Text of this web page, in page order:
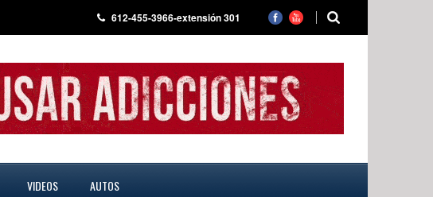
612-455-3966-extensión 301
VIDEOS AUTOS